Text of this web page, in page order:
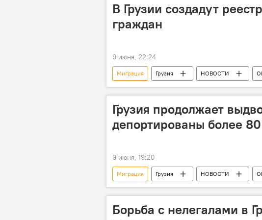
В Грузии создадут
граждан
9 июня, 22:24
Миграция Грузия НОВОСТИ
Грузия продолжает
депортированы более
9 июня, 19:20
Миграция Грузия НОВОСТИ
Турция
миграционная политика
Борьба с нелегалами в